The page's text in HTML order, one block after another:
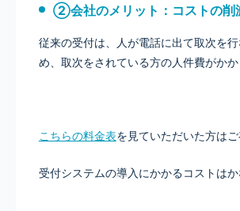
②会社のメリット：コストの削
従来の受付は、人が電話に出て取次を
め、取次をされている方の人件費がかか
こちらの料金表を見ていただいた方はご
受付システムの導入にかかるコストはか